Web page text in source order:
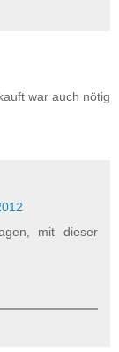
war auch nötig
mit dieser